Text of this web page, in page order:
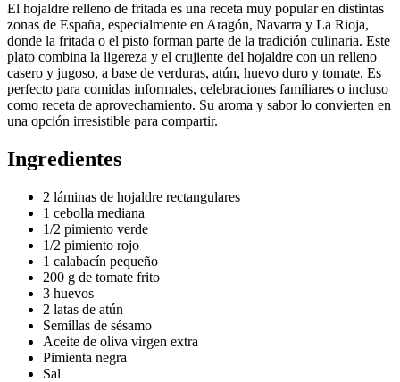
El hojaldre relleno de fritada es una receta muy popular en distintas
zonas de España, especialmente en Aragón, Navarra y La Rioja,
donde la fritada o el pisto forman parte de la tradición culinaria. Este
plato combina la ligereza y el crujiente del hojaldre con un relleno
casero y jugoso, a base de verduras, atún, huevo duro y tomate. Es
perfecto para comidas informales, celebraciones familiares o incluso
como receta de aprovechamiento. Su aroma y sabor lo convierten en
una opción irresistible para compartir.
Ingredientes
2 láminas de hojaldre rectangulares
1 cebolla mediana
1/2 pimiento verde
1/2 pimiento rojo
1 calabacín pequeño
200 g de tomate frito
3 huevos
2 latas de atún
Semillas de sésamo
Aceite de oliva virgen extra
Pimienta negra
Sal